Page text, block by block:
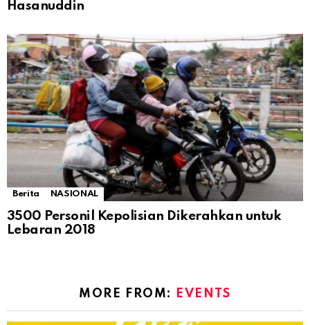
Hasanuddin
Berita NASIONAL
3500 Personil Kepolisian Dikerahkan untuk
Lebaran 2018
MORE FROM: EVENTS